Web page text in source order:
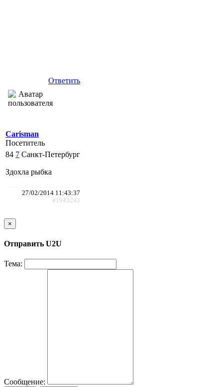
Ответить
Carisman
Посетитель
84 7 Санкт-Петербург
Здохла рыбка
27/02/2014 11:43:37
#1943243
×
Отправить U2U
Тема:
Сообщение: